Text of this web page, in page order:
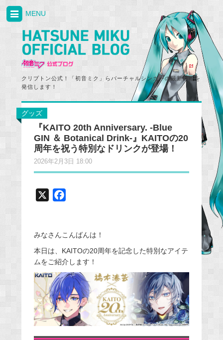
クリプトン公式！「初音ミク」らバーチャルシンガーの最新情報を
発信します！
MENU
グッズ
『KAITO 20th Anniversary. -Blue
GIN ＆ Botanical Drink-』KAITOの20
周年を祝う特別なドリンクが登場！
2026年2月3日 18:00
e
b
o
o
k
みなさんこんばんは！
本日は、KAITOの20周年を記念した特別なアイテ
ムをご紹介します！